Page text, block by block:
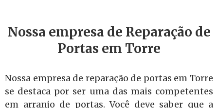
Nossa empresa de Reparação de
Portas em Torre
Nossa empresa de reparação de portas em Torre
se destaca por ser uma das mais competentes
em arranjo de portas. Você deve saber que a